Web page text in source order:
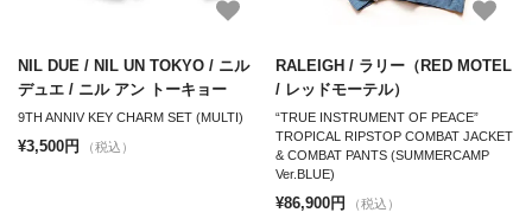
NIL DUE / NIL UN TOKYO / ニル
デュエ / ニル アン トーキョー
9TH ANNIV KEY CHARM SET (MULTI)
¥3,500円 （税込）
RALEIGH / ラリー（RED MOTEL
/ レッドモーテル）
“TRUE INSTRUMENT OF PEACE”
TROPICAL RIPSTOP COMBAT JACKET
& COMBAT PANTS (SUMMERCAMP
Ver.BLUE)
¥86,900円 （税込）